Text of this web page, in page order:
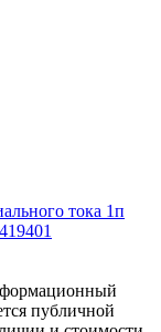
тока 1п
публичной